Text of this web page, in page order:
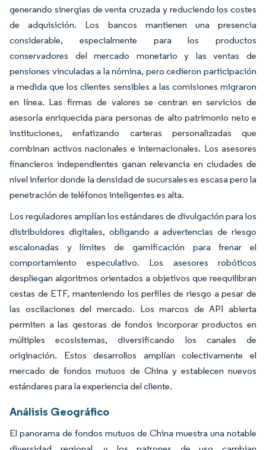
generando sinergias de venta cruzada y reduciendo los costes
de adquisición. Los bancos mantienen una presencia
considerable, especialmente para los productos
conservadores del mercado monetario y las ventas de
pensiones vinculadas a la nómina, pero cedieron participación
a medida que los clientes sensibles a las comisiones migraron
en línea. Las firmas de valores se centran en servicios de
asesoría enriquecida para personas de alto patrimonio neto e
instituciones, enfatizando carteras personalizadas que
combinan activos nacionales e internacionales. Los asesores
financieros independientes ganan relevancia en ciudades de
nivel inferior donde la densidad de sucursales es escasa pero la
penetración de teléfonos inteligentes es alta.
Los reguladores amplían los estándares de divulgación para los
distribuidores digitales, obligando a advertencias de riesgo
escalonadas y límites de gamificación para frenar el
comportamiento especulativo. Los asesores robóticos
despliegan algoritmos orientados a objetivos que reequilibran
cestas de ETF, manteniendo los perfiles de riesgo a pesar de
las oscilaciones del mercado. Los marcos de API abierta
permiten a las gestoras de fondos incorporar productos en
múltiples ecosistemas, diversificando los canales de
originación. Estos desarrollos amplían colectivamente el
mercado de fondos mutuos de China y establecen nuevos
estándares para la experiencia del cliente.
Análisis Geográfico
El panorama de fondos mutuos de China muestra una notable